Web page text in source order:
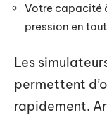
Votre capacité
pression en
Les
permettent
rapidement.